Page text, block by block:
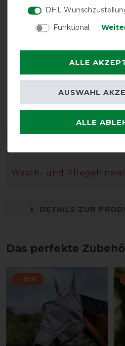
Verschluss
Wasch- und
DETAILS ZUR
Das perfekte
-10%
DHL
Funktional
ALLE
ALLE
AUSWAHL